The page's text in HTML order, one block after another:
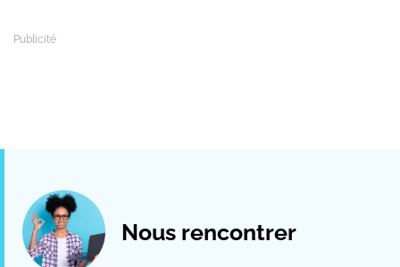
Nous rencontrer